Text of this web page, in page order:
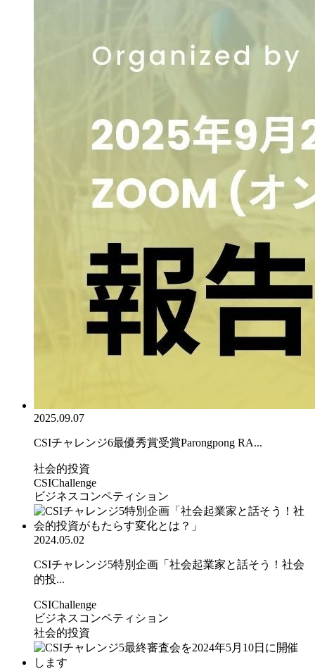
2025.09.07
CSIチャレンジ6最優秀賞受賞Parongpong RA...
社会的投資
CSIChallenge
ビジネスコンペティション
2024.05.02
CSIチャレンジ5特別企画「社会起業家と話そう！社会
的投...
CSIChallenge
ビジネスコンペティション
社会的投資